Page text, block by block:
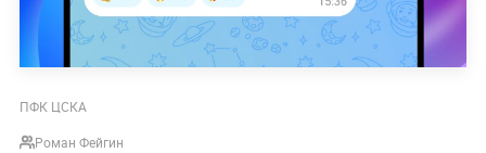
ПФК ЦСКА
Роман Фейгин